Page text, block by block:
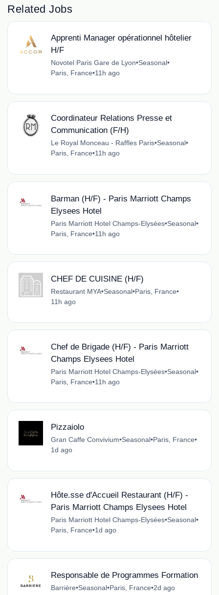
Related Jobs
Apprenti Manager opérationnel hôtelier
H/F
Novotel Paris Gare de Lyon•Seasonal•
Paris, France•11h ago
Coordinateur Relations Presse et
Communication (F/H)
Le Royal Monceau - Raffles Paris•Seasonal•
Paris, France•11h ago
Barman (H/F) - Paris Marriott Champs
Elysees Hotel
Paris Marriott Hotel Champs-Elysées•Seasonal•
Paris, France•11h ago
CHEF DE CUISINE (H/F)
Restaurant MYA•Seasonal•Paris, France•
11h ago
Chef de Brigade (H/F) - Paris Marriott
Champs Elysees Hotel
Paris Marriott Hotel Champs-Elysées•Seasonal•
Paris, France•11h ago
Pizzaiolo
Gran Caffe Convivium•Seasonal•Paris, France•
1d ago
Hôte.sse d'Accueil Restaurant (H/F) -
Paris Marriott Champs Elysees Hotel
Paris Marriott Hotel Champs-Elysées•Seasonal•
Paris, France•1d ago
Responsable de Programmes Formation
Barrière•Seasonal•Paris, France•2d ago